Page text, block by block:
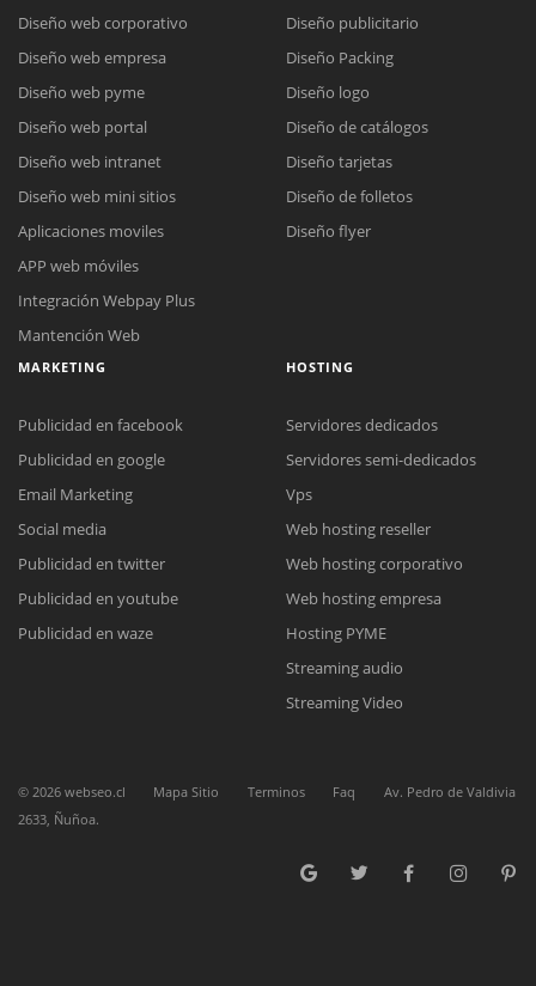
Reunión online
Nuestros ejecutivos le enviarán un correo electrónico con el enlace a
Meet para la reunión online.
Cotización
Complete el formulario y nos contactaremos a la brevedad.
Chat Online
para enviarnos un correo electrónico con sus datos personales.
Diseño web corporativo
Diseño web empresa
Diseño web pyme
Diseño web portal
Diseño web intranet
Diseño web mini sitios
Aplicaciones moviles
APP web móviles
Integración Webpay Plus
Mantención Web
Diseño publicitario
Diseño Packing
Diseño logo
Diseño de catálogos
Diseño tarjetas
Diseño de folletos
Diseño flyer
MARKETING
Publicidad en facebook
Publicidad en google
Email Marketing
Social media
Publicidad en twitter
Publicidad en youtube
Publicidad en waze
HOSTING
Servidores dedicados
Servidores semi-dedicados
Vps
Web hosting reseller
Web hosting corporativo
Web hosting empresa
Hosting PYME
Streaming audio
Streaming Video
© 2026 webseo.cl Mapa Sitio Terminos Faq
Av. Pedro de Valdivia
2633, Ñuñoa.